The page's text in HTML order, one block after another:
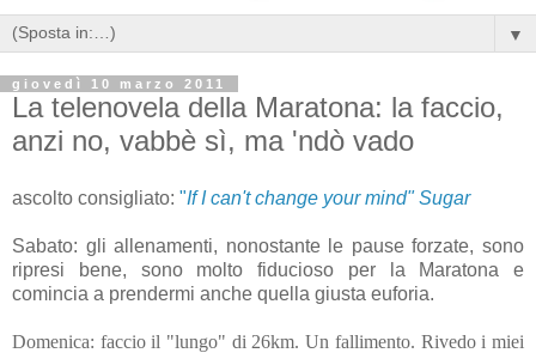
▼
giovedì 10 marzo 2011
La telenovela della Maratona: la faccio,
anzi no, vabbè sì, ma 'ndò vado
ascolto consigliato: "If I can't change your mind" Sugar
Sabato: gli allenamenti, nonostante le pause forzate, sono
ripresi bene, sono molto fiducioso per la Maratona e
comincia a prendermi anche quella giusta euforia.
Domenica: faccio il "lungo" di 26km. Un fallimento. Rivedo i miei